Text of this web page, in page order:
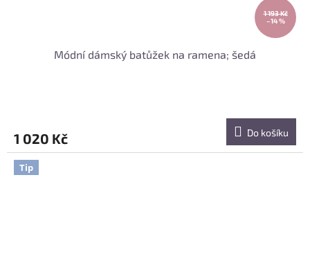
1 193 Kč
–14 %
Módní dámský batůžek na ramena; šedá
1 020 Kč Do košíku
Tip